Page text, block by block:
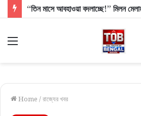
Menu
Home /রাজ্যের খবর